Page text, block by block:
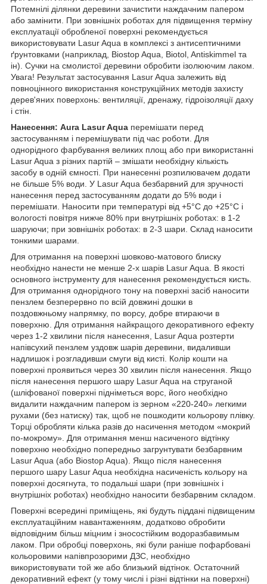
Потемнілі ділянки деревини зачистити наждачним папером
або замінити. При зовнішніх роботах для підвищення терміну
експлуатації обробленої поверхні рекомендується
використовувати Lasur Aqua в комплексі з антисептичними
ґрунтовками (наприклад, Biostop Aqua, Biotol, Antiskimmel та
ін). Сучки на смолистої деревини обробити ізолюючим лаком.
Увага! Результат застосування Lasur Aqua залежить від
повноцінного використання конструкційних методів захисту
дерев'яних поверхонь: вентиляції, дренажу, гідроізоляції даху
і стін.
Нанесення: Aura Lasur Aqua перемішати перед
застосуванням і перемішувати під час роботи. Для
однорідного фарбування великих площ або при використанні
Lasur Aqua з різних партій – змішати необхідну кількість
засобу в одній ємності. При нанесенні розпилювачем додати
не більше 5% води. У Lasur Aqua безбарвний для зручності
нанесення перед застосуванням додати до 5% води і
перемішати. Наносити при температурі від +5°С до +25°С і
вологості повітря нижче 80% при внутрішніх роботах: в 1-2
шаруючи; при зовнішніх роботах: в 2-3 шари. Склад наносити
тонкими шарами.
Для отримання на поверхні шовково-матового блиску
необхідно нанести не менше 2-х шарів Lasur Aqua. В якості
основного інструменту для нанесення рекомендується кисть.
Для отримання однорідного тону на поверхні засіб наносити
пензлем безперервно по всій довжині дошки в
поздовжньому напрямку, по ворсу, добре втираючи в
поверхню. Для отримання найкращого декоративного ефекту
через 1-2 хвилини після нанесення, Lasur Aqua розтерти
напівсухий пензлем уздовж шарів деревини, видаливши
надлишок і розгладивши смуги від кисті. Колір кошти на
поверхні проявиться через 30 хвилин після нанесення. Якщо
після нанесення першого шару Lasur Aqua на струганой
(шліфованої поверхні підніметься ворс, його необхідно
видалити наждачним папером із зерном «220-240» легкими
рухами (без натиску) так, щоб не пошкодити кольорову плівку.
Торці обробляти кілька разів до насичення методом «мокрий
по-мокрому». Для отримання менш насиченого відтінку
поверхню необхідно попередньо загрунтувати безбарвним
Lasur Aqua (або Biostop Aqua). Якщо після нанесення
першого шару Lasur Aqua необхідна насиченість кольору на
поверхні досягнута, то подальші шари (при зовнішніх і
внутрішніх роботах) необхідно наносити безбарвним складом.
Поверхні всередині приміщень, які будуть піддані підвищеним
експлуатаційним навантаженням, додатково обробити
відповідним більш міцним і зносостійким водоразбавимым
лаком. При обробці поверхонь, які були раніше пофарбовані
кольоровими напівпрозорими ДЗС, необхідно
використовувати той же або близький відтінок. Остаточний
декоративний ефект (у тому числі і різні відтінки на поверхні)